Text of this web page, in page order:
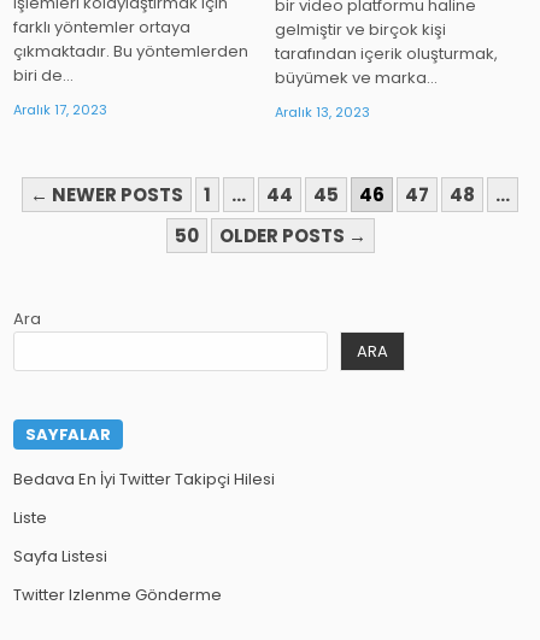
farklı yöntemler ortaya
çıkmaktadır. Bu yöntemlerden
biri de…
Aralık 17, 2023
bir video platformu haline
gelmiştir ve birçok kişi
tarafından içerik oluşturmak,
büyümek ve marka…
Aralık 13, 2023
YAZI
SAYFALAMASI
← NEWER POSTS 1 … 44 45 46 47 48
…
50
OLDER POSTS →
Ara
ARA
SAYFALAR
Bedava En İyi Twitter Takipçi Hilesi
Liste
Sayfa Listesi
Twitter Izlenme Gönderme